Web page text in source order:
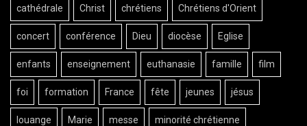
cathédrale Christ chrétiens Chrétiens d'Orient
concert conférence Dieu diocèse Eglise
enfants enseignement euthanasie famille film
foi formation France fête jeunes jésus
louange Marie messe minorité chrétienne